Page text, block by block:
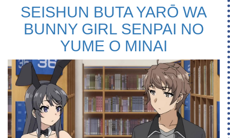
SEISHUN BUTA YARŌ WA
BUNNY GIRL SENPAI NO
YUME O MINAI